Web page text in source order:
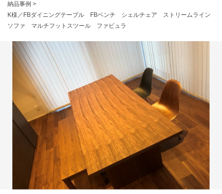
キーワードから記事を探す
サイドテーブル 収納家具 照明
コンソールデスク ミラー 3人掛けソファ
キッズ家具 2人掛けソファ リビングテーブル
キッチンボード 1人掛けソファ ラグ カーテン
アンティーク チェア カウチソファ
ダイニングテーブル ファブリック コレクション
ダイニングチェア ベンチ スツール
納品事例 >
K様／FBダイニングテーブル FBベンチ シェルチェア ストリームライン
ソファ マルチフットスツール ファビュラ